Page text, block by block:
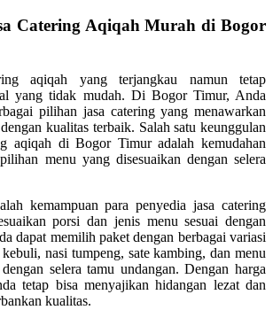
Catering Aqiqah Murah di Bogor
aqiqah yang terjangkau namun tetap
yang tidak mudah. Di Bogor Timur, Anda
pilihan jasa catering yang menawarkan
kualitas terbaik. Salah satu keunggulan
aqiqah di Bogor Timur adalah kemudahan
menu yang disesuaikan dengan selera
kemampuan para penyedia jasa catering
porsi dan jenis menu sesuai dengan
dapat memilih paket dengan berbagai variasi
kebuli, nasi tumpeng, sate kambing, dan menu
selera tamu undangan. Dengan harga
tetap bisa menyajikan hidangan lezat dan
kualitas.